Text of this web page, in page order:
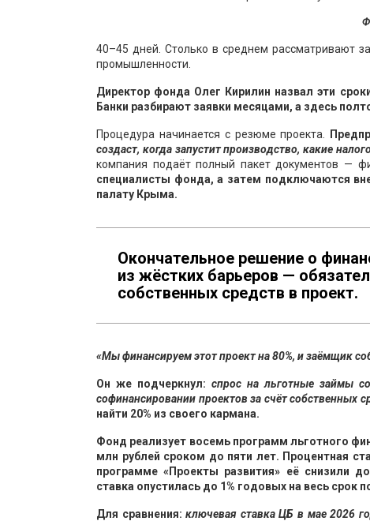
40–45 дней. Столько в среднем рассматривают
промышленности.
Директор фонда Олег Кирилин назвал эти
Банки разбирают заявки месяцами, а здесь
Процедура начинается с резюме проекта.
создаст, когда запустит производство, какие
компания подаёт полный пакет документов —
специалисты фонда, а затем подключаются
палату Крыма.
Окончательное решение о
из жёстких барьеров —
собственных средств в проект.
«Мы финансируем этот проект на 80%, и заёмщик
Он же подчеркнул: спрос на льготные займы
софинансировании проектов за счёт собственных
найти 20% из своего кармана.
Фонд реализует восемь программ льготного
млн рублей сроком до пяти лет. Процентная
программе «Проекты развития» её снизили
ставка опустилась до 1% годовых на весь срок
Для сравнения: ключевая ставка ЦБ в мае 2026